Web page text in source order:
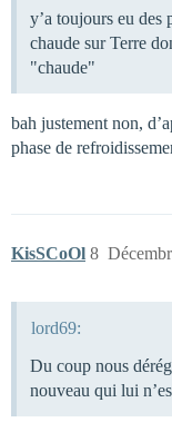
y’a toujours eu des
chaude sur Terre
"chaude"
bah justement non,
phase de
KisSCoOl 8
lord69:
Du coup nous
nouveau qui lui